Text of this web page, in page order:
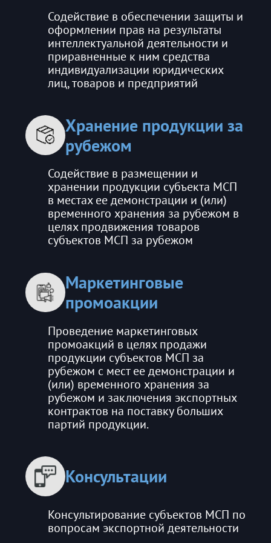
Содействие в обеспечении защиты и
оформлении прав на результаты
интеллектуальной деятельности и
приравненные к ним средства
индивидуализации юридических
лиц, товаров и предприятий
Хранение продукции за
рубежом
Содействие в размещении и
хранении продукции субъекта МСП
в местах ее демонстрации и (или)
временного хранения за рубежом в
целях продвижения товаров
субъектов МСП за рубежом
Маркетинговые
промоакции
Проведение маркетинговых
промоакций в целях продажи
продукции субъектов МСП за
рубежом с мест ее демонстрации и
(или) временного хранения за
рубежом и заключения экспортных
контрактов на поставку больших
партий продукции.
Консультации
Консультирование субъектов МСП по
вопросам экспортной деятельности